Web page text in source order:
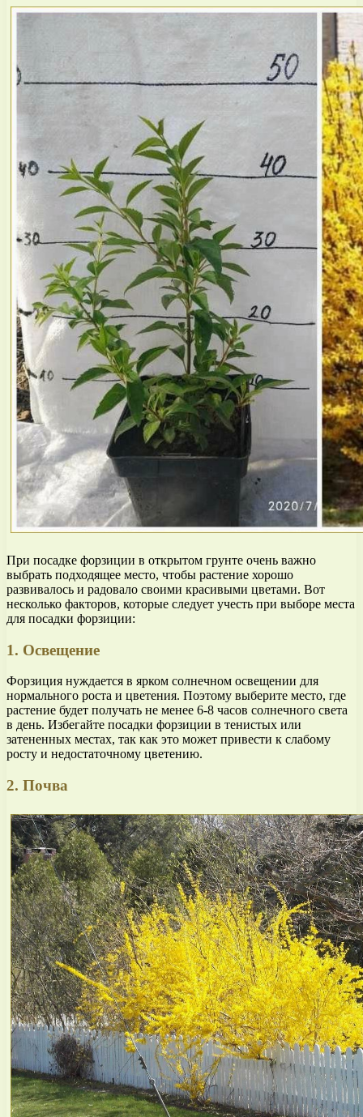
При посадке форзиции в открытом грунте очень важно
выбрать подходящее место, чтобы растение хорошо
развивалось и радовало своими красивыми цветами. Вот
несколько факторов, которые следует учесть при выборе места
для посадки форзиции:
1. Освещение
Форзиция нуждается в ярком солнечном освещении для
нормального роста и цветения. Поэтому выберите место, где
растение будет получать не менее 6-8 часов солнечного света
в день. Избегайте посадки форзиции в тенистых или
затененных местах, так как это может привести к слабому
росту и недостаточному цветению.
2. Почва